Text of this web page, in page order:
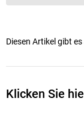
Diesen Artikel gibt
Klicken Sie